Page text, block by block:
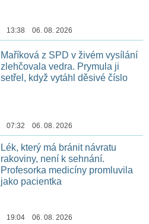
13:38 06. 08. 2026
Maříková z SPD v živém vysílání
zlehčovala vedra. Prymula ji
setřel, když vytáhl děsivé číslo
07:32 06. 08. 2026
Lék, který má bránit návratu
rakoviny, není k sehnání.
Profesorka medicíny promluvila
jako pacientka
19:04 06. 08. 2026